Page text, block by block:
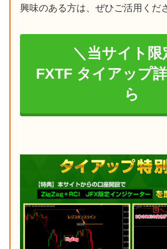
興味のある方は、ぜひご活用くだ
＼当サイト限
FXTF タイアップ
ら